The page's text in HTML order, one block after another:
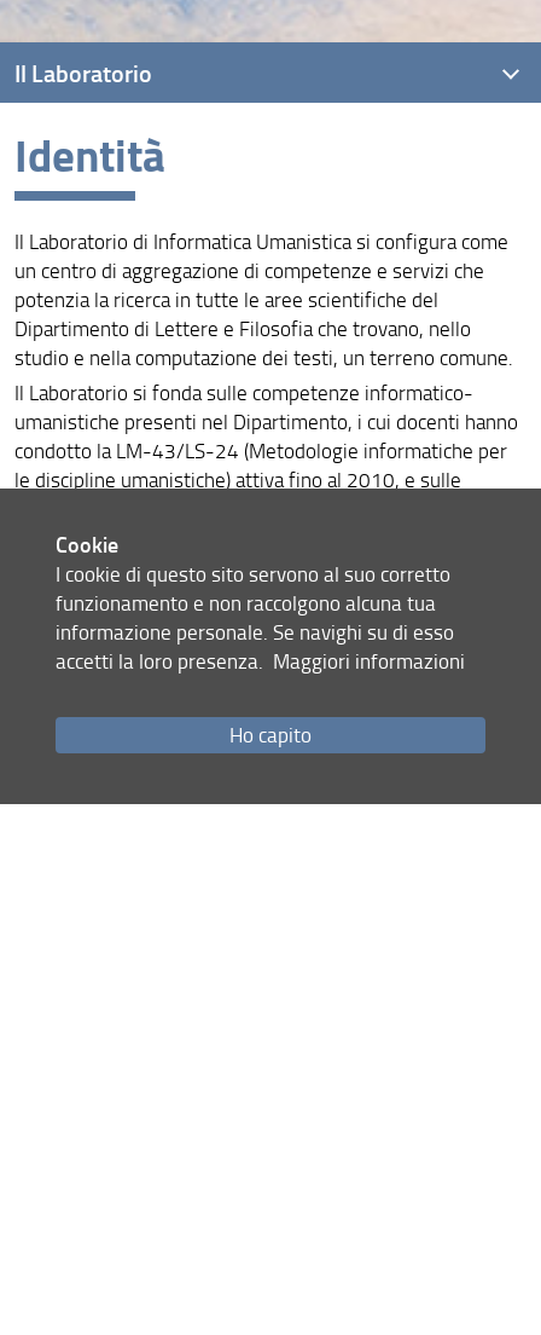
Identità
Il Laboratorio di Informatica Umanistica si configura come
un centro di aggregazione di competenze e servizi che
potenzia la ricerca in tutte le aree scientifiche del
Dipartimento di Lettere e Filosofia che trovano, nello
studio e nella computazione dei testi, un terreno comune.
Il Laboratorio si fonda sulle competenze informatico-
umanistiche presenti nel Dipartimento, i cui docenti hanno
condotto la LM-43/LS-24 (Metodologie informatiche per
le discipline umanistiche) attiva fino al 2010, e sulle
LABLITA, dal Centro Studi Aldo Palazzeschi, e da docenti
coinvolti in progetti PRIN e FIRB, oltre che in collaborazioni
con l'Accademia della Crusca.
Condividi
Il Laboratorio
Identità
Organizzazione
Persone
Policy
Strumentazione
ultimo aggiornamento
09.12.2022
Cookie
I cookie di questo sito servono al suo corretto
funzionamento e non raccolgono alcuna tua
informazione personale. Se navighi su di esso
accetti la loro presenza. Maggiori informazioni
Ho capito